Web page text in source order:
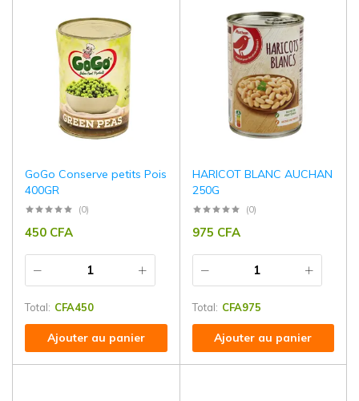
GoGo Conserve petits Pois
400GR
(0)
450 CFA
Total: CFA450
Ajouter au panier
HARICOT BLANC AUCHAN
250G
(0)
975 CFA
Total: CFA975
Ajouter au panier